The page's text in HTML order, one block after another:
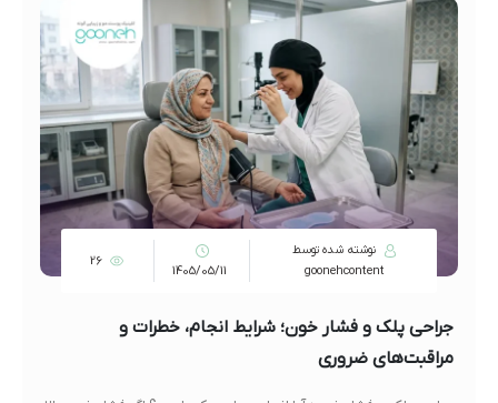
نوشته شده توسط
goonehcontent
1405/05/11
26
جراحی پلک و فشار خون؛ شرایط انجام، خطرات و
مراقبت‌های ضروری